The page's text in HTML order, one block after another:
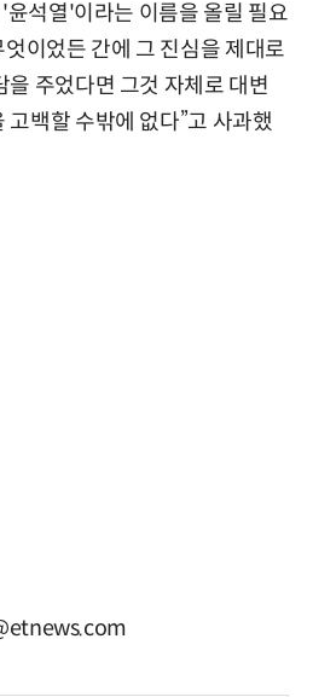
윤석열'이라는 이름을 올릴 필요
엇이었든 간에 그 진심을 제대로
을 주었다면 그것 자체로 대변
백할 수밖에 없다”고 사과했